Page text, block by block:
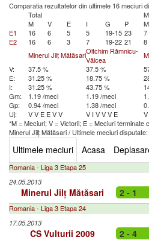
Comparatia rezultatelor din ultimele 16 meciuri
Total
M
V E I G P M
E1
16 6 5 5 19-15 23 7
E2
16 6 3 7 19-22 21 8
Minerul Jilț MătăsariOltchim Râmnicu-
Vâlcea
V:
37.5 % 37.5 %
E:
31.25 % 18.75 %
I:
31.25 % 43.75 %
Gm:
1.19 /meci 1.19 /meci
Gp:
0.94 /meci 1.38 /meci
Uj:
VV E EVV V I VVV E V
*M = Meciuri; V = Victorii; E = Meciuri terminate
Minerul Jilț Mătăsari/ Ultimele meciuri disputate:
Ultimele meciuri Acasa
Romania - Liga 3 Etapa 25
24.05.2013
Minerul Jilț Mătăsari 2 - 1
Romania - Liga 3 Etapa 24
17.05.2013
CS Vulturii 2009 2 - 4